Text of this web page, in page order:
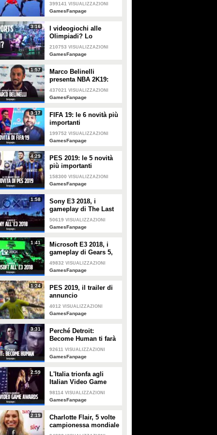
399141 VISUALIZZAZIONI
GamesFanpage
3:16
I videogiochi alle
Olimpiadi? Lo
abbiamo chiesto ai
giocatori della Games
210753 VISUALIZZAZIONI
GamesFanpage
1:57
Marco Belinelli
presenta NBA 2K19:
"Sono un
videogiocatore, a casa
forte? Joel Embiid"
437021 VISUALIZZAZIONI
GamesFanpage
3:17
FIFA 19: le 6 novità più
importanti
199752 VISUALIZZAZIONI
GamesFanpage
4:29
PES 2019: le 5 novità
più importanti
158300 VISUALIZZAZIONI
GamesFanpage
1:58
Sony E3 2018, i
gameplay di The Last
of Us 2, Spiderman,
Death Stranding e
50619 VISUALIZZAZIONI
GamesFanpage
1:41
Microsoft E3 2018, i
gameplay di Gears 5,
Forza 4, Halo Infinite e
le esclusive più
49832 VISUALIZZAZIONI
GamesFanpage
1:24
PES 2019, il trailer di
annuncio
4012 VISUALIZZAZIONI
GamesFanpage
3:31
Perché Detroit:
Become Human ti farà
riflettere sull'etica
dell'intelligenza
92611 VISUALIZZAZIONI
GamesFanpage
2:59
L'Italia trionfa agli
Italian Video Game
Awards
98114 VISUALIZZAZIONI
GamesFanpage
2:19
Charlotte Flair, 5 volte
campionessa mondiale
di wrestling: